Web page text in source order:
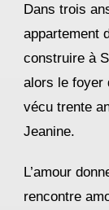
Dans trois
appartement
construire à
alors le foyer
vécu trente
Jeanine.
L’amour
rencontre